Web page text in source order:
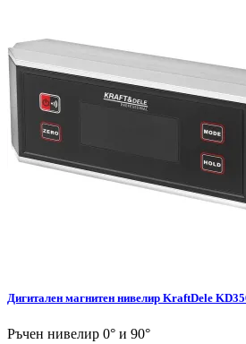
Дигитален магнитен нивелир KraftDele
Ръчен нивелир 0° и 90°